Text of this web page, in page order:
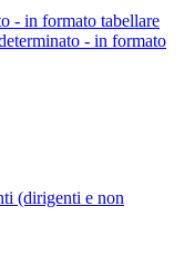
- in formato tabellare
- in formato
(dirigenti e non